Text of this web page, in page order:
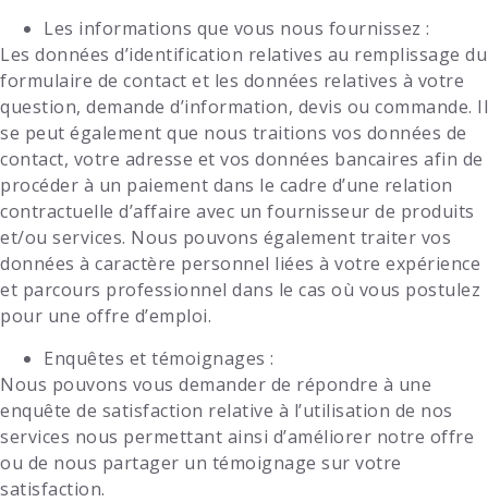
Les informations que vous nous fournissez :
Les données d’identification relatives au remplissage du
formulaire de contact et les données relatives à votre
question, demande d’information, devis ou commande. Il
se peut également que nous traitions vos données de
contact, votre adresse et vos données bancaires afin de
procéder à un paiement dans le cadre d’une relation
contractuelle d’affaire avec un fournisseur de produits
et/ou services. Nous pouvons également traiter vos
données à caractère personnel liées à votre expérience
et parcours professionnel dans le cas où vous postulez
pour une offre d’emploi.
Enquêtes et témoignages :
Nous pouvons vous demander de répondre à une
enquête de satisfaction relative à l’utilisation de nos
services nous permettant ainsi d’améliorer notre offre
ou de nous partager un témoignage sur votre
satisfaction.